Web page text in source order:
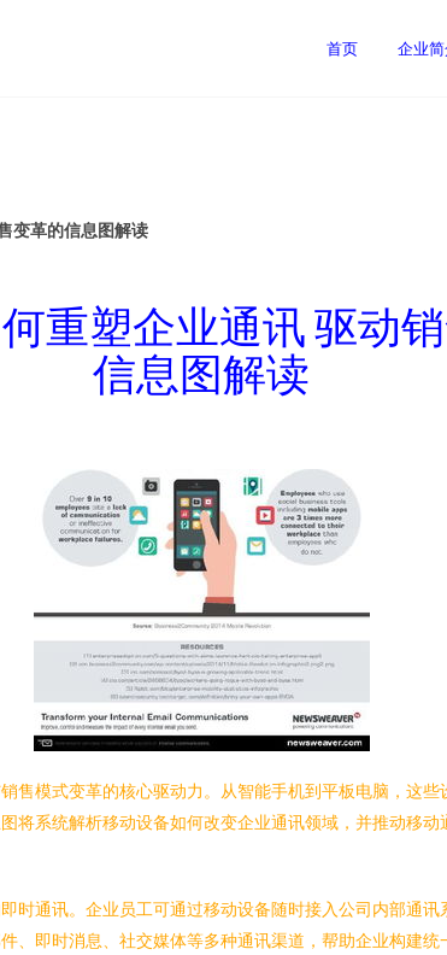
首页 企业
变革的信息图解读
重塑企业通讯 驱动
信息图解读
模式变革的核心驱动力。从智能手机到平板电脑，这
系统解析移动设备如何改变企业通讯领域，并推动移动
时通讯。企业员工可通过移动设备随时接入公司内部通
即时消息、社交媒体等多种通讯渠道，帮助企业构建统